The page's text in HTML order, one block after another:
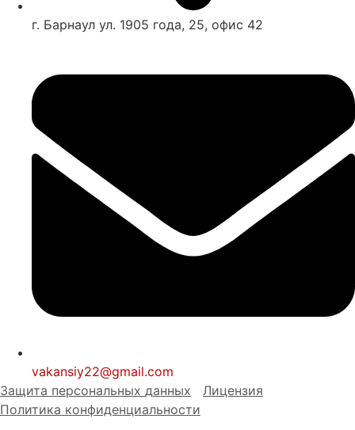
г. Барнаул ул. 1905 года, 25, офис 42
vakansiy22@gmail.com
Защита персональных данных
Лицензия
Политика конфиденциальности